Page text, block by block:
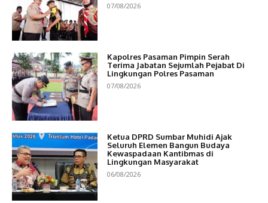
07/08/2026
Kapolres Pasaman Pimpin Serah
Terima Jabatan Sejumlah Pejabat Di
Lingkungan Polres Pasaman
07/08/2026
Ketua DPRD Sumbar Muhidi Ajak
Seluruh Elemen Bangun Budaya
Kewaspadaan Kantibmas di
Lingkungan Masyarakat
06/08/2026